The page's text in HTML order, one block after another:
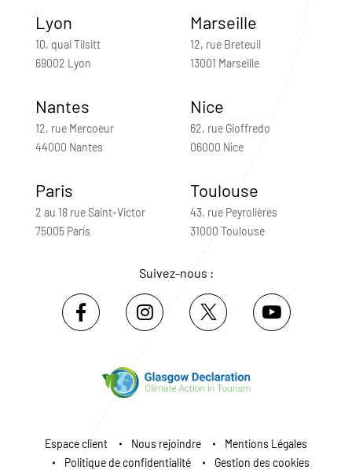
Lyon
10, quai Tilsitt
69002 Lyon
Marseille
12, rue Breteuil
13001 Marseille
Nantes
12, rue Mercoeur
44000 Nantes
Nice
62, rue Gioffredo
06000 Nice
Paris
2 au 18 rue Saint-Victor
75005 Paris
Toulouse
43, rue Peyrolières
31000 Toulouse
Suivez-nous :
Espace client Nous rejoindre
Mentions Légales
Politique de confidentialité
Gestion des cookies